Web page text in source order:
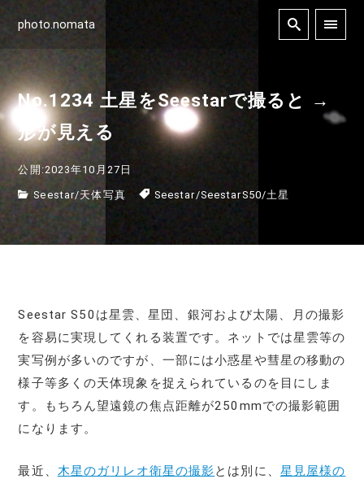
photo.nomata
No.1234 土星をSeestarで撮ると →
形が見える
公開:2023年10月27日
Seestar/天体写真 Seestar/SeestarS50/土星
Seestar S50は星雲、星団、銀河および太陽、月の撮影
を容易に実現してくれる装置です。ネットでは星雲等の
実写例が多いのですが、一部には小惑星や彗星の移動の
様子等多くの天体現象を捉えられているのを目にしま
す。もちろん望遠鏡の焦点距離が250mmでの撮影範囲
になります。
最近、 木星のガリレオ衛星の撮影とは別に、 星見屋様の